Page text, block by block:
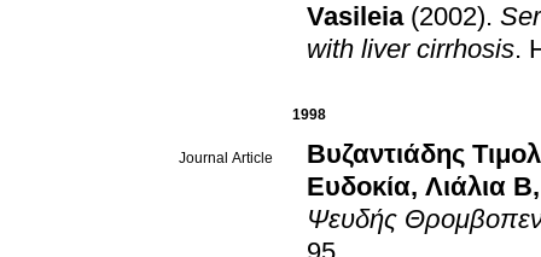
Vasileia (2002).
with liver cirrhosis.
1998
Journal Article
Βυζαντιάδης
Ευδοκία, Λιάλια Β
Ψευδής